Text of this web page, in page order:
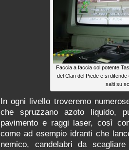
Faccia a faccia col potente
del Clan del Piede e si
salti su
In ogni livello troveremo
che spruzzano azoto liquido,
pavimento e raggi laser, così
come ad esempio idranti che
nemico, candelabri da